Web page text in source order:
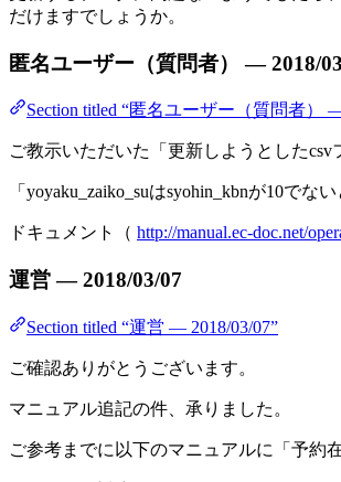
だけますでしょうか。
匿名ユーザー（質問者） — 2018/
Section titled “匿名ユーザー（質問者）
ご教示いただいた「更新しようとした
「yoyaku_zaiko_suはsyohin_kbnが10で
ドキュメント（ http://manual.ec-doc.net/
運営 — 2018/03/07
Section titled “運営 — 2018/03/07”
ご確認ありがとうございます。
マニュアル追記の件、承りました。
ご参考までに以下のマニュアルに「予約